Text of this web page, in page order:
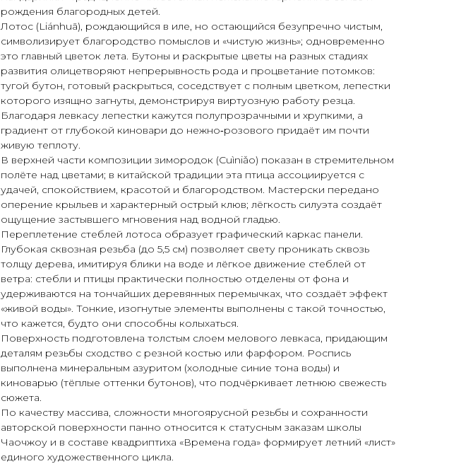
рождения благородных детей.
Лотос (Liánhuā), рождающийся в иле, но остающийся безупречно чистым,
символизирует благородство помыслов и «чистую жизнь»; одновременно
это главный цветок лета. Бутоны и раскрытые цветы на разных стадиях
развития олицетворяют непрерывность рода и процветание потомков:
тугой бутон, готовый раскрыться, соседствует с полным цветком, лепестки
которого изящно загнуты, демонстрируя виртуозную работу резца.
Благодаря левкасу лепестки кажутся полупрозрачными и хрупкими, а
градиент от глубокой киновари до нежно‑розового придаёт им почти
живую теплоту.
В верхней части композиции зимородок (Cuìniǎo) показан в стремительном
полёте над цветами; в китайской традиции эта птица ассоциируется с
удачей, спокойствием, красотой и благородством. Мастерски передано
оперение крыльев и характерный острый клюв; лёгкость силуэта создаёт
ощущение застывшего мгновения над водной гладью.
Переплетение стеблей лотоса образует графический каркас панели.
Глубокая сквозная резьба (до 5,5 см) позволяет свету проникать сквозь
толщу дерева, имитируя блики на воде и лёгкое движение стеблей от
ветра: стебли и птицы практически полностью отделены от фона и
удерживаются на тончайших деревянных перемычках, что создаёт эффект
«живой воды». Тонкие, изогнутые элементы выполнены с такой точностью,
что кажется, будто они способны колыхаться.
Поверхность подготовлена толстым слоем мелового левкаса, придающим
деталям резьбы сходство с резной костью или фарфором. Роспись
выполнена минеральным азуритом (холодные синие тона воды) и
киноварью (тёплые оттенки бутонов), что подчёркивает летнюю свежесть
сюжета.
По качеству массива, сложности многоярусной резьбы и сохранности
авторской поверхности панно относится к статусным заказам школы
Чаочжоу и в составе квадриптиха «Времена года» формирует летний «лист»
единого художественного цикла.